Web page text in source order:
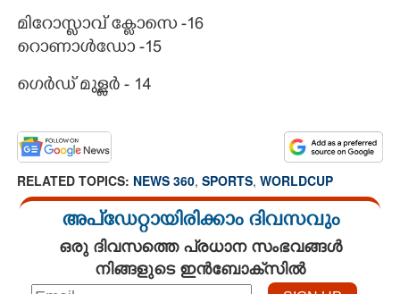
മിറോസ്ളാവ് ക്ളോസെ -16
റൊണാൾഡോ -15
ഗെർഡ് മുള്ളർ - 14
RELATED TOPICS: NEWS 360, SPORTS, WORLDCUP
അപ്ഡേറ്റായിരിക്കാം ദിവസവും
ഒരു ദിവസത്തെ പ്രധാന സംഭവങ്ങൾ
നിങ്ങളുടെ ഇൻബോക്സിൽ